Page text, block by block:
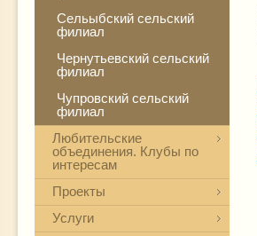
Сельыбский сельский
филиал
Чернутьевский сельский
филиал
Чупровский сельский
филиал
Любительские
объединения. Клубы по
интересам
Проекты
Услуги